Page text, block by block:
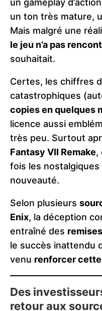
un gameplay
un ton très mature,
Mais malgré une
le jeu n’a pas
souhaitait.
Certes, les chiffres
catastrophiques
copies en quelques
licence aussi
très peu. Surtout
Fantasy VII Remake,
fois les
nouveauté.
Selon plusieurs
Enix, la déception
entraîné des
le succès inattendu
venu renforcer
Des
retour aux